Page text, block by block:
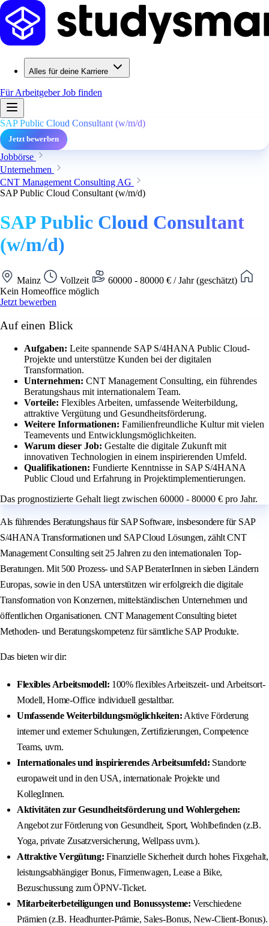
Alles für deine Karriere
Für ArbeitgeberJob finden
SAP Public Cloud Consultant (w/m/d)
Jetzt bewerben
Jobbörse
Unternehmen
CNT Management Consulting AG
SAP Public Cloud Consultant (w/m/d)
SAP Public Cloud Consultant
(w/m/d)
Mainz Vollzeit
60000 - 80000 € / Jahr (geschätzt)
Kein Homeoffice möglich
Jetzt bewerben
Auf einen Blick
Aufgaben: Leite spannende SAP S/4HANA Public Cloud-
Projekte und unterstütze Kunden bei der digitalen
Transformation.
Unternehmen: CNT Management Consulting, ein führendes
Beratungshaus mit internationalem Team.
Vorteile: Flexibles Arbeiten, umfassende Weiterbildung,
attraktive Vergütung und Gesundheitsförderung.
Weitere Informationen: Familienfreundliche Kultur mit vielen
Teamevents und Entwicklungsmöglichkeiten.
Warum dieser Job: Gestalte die digitale Zukunft mit
innovativen Technologien in einem inspirierenden Umfeld.
Qualifikationen: Fundierte Kenntnisse in SAP S/4HANA
Public Cloud und Erfahrung in Projektimplementierungen.
Das prognostizierte Gehalt liegt zwischen 60000 - 80000 € pro Jahr.
Als führendes Beratungshaus für SAP Software, insbesondere für SAP
S/4HANA Transformationen und SAP Cloud Lösungen, zählt CNT
Management Consulting seit 25 Jahren zu den internationalen Top-
Beratungen. Mit 500 Prozess- und SAP BeraterInnen in sieben Ländern
Europas, sowie in den USA unterstützen wir erfolgreich die digitale
Transformation von Konzernen, mittelständischen Unternehmen und
öffentlichen Organisationen. CNT Management Consulting bietet
Methoden- und Beratungskompetenz für sämtliche SAP Produkte.
Das bieten wir dir:
Flexibles Arbeitsmodell: 100% flexibles Arbeitszeit- und Arbeitsort-
Modell, Home-Office individuell gestaltbar.
Umfassende Weiterbildungsmöglichkeiten: Aktive Förderung
interner und externer Schulungen, Zertifizierungen, Competence
Teams, uvm.
Internationales und inspirierendes Arbeitsumfeld: Standorte
europaweit und in den USA, internationale Projekte und
KollegInnen.
Aktivitäten zur Gesundheitsförderung und Wohlergehen:
Angebot zur Förderung von Gesundheit, Sport, Wohlbefinden (z.B.
Yoga, private Zusatzversicherung, Wellpass uvm.).
Attraktive Vergütung: Finanzielle Sicherheit durch hohes Fixgehalt,
leistungsabhängiger Bonus, Firmenwagen, Lease a Bike,
Bezuschussung zum ÖPNV-Ticket.
Mitarbeiterbeteiligungen und Bonussysteme: Verschiedene
Prämien (z.B. Headhunter-Prämie, Sales-Bonus, New-Client-Bonus).